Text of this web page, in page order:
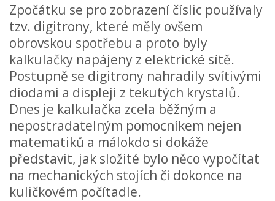
Zpočátku se pro zobrazení číslic používaly
tzv. digitrony, které měly ovšem
obrovskou spotřebu a proto byly
kalkulačky napájeny z elektrické sítě.
Postupně se digitrony nahradily svítivými
diodami a displeji z tekutých krystalů.
Dnes je kalkulačka zcela běžným a
nepostradatelným pomocníkem nejen
matematiků a málokdo si dokáže
představit, jak složité bylo něco vypočítat
na mechanických stojích či dokonce na
kuličkovém počítadle.